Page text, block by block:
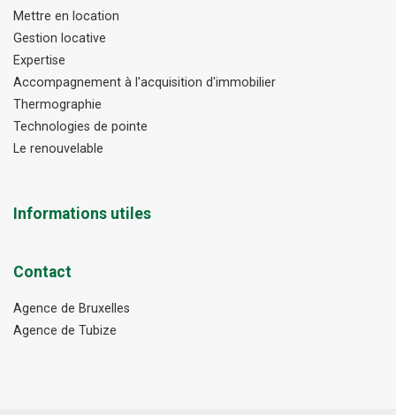
Mettre en location
Gestion locative
Expertise
Accompagnement à l'acquisition d'immobilier
Thermographie
Technologies de pointe
Le renouvelable
Informations utiles
Contact
Agence de Bruxelles
Agence de Tubize